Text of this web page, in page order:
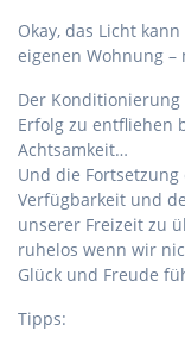
Okay, das Licht
eigenen Wohnung
Der
Erfolg zu entfliehen
Achtsamkeit…
Und die
Verfügbarkeit und
unserer Freizeit zu
ruhelos wenn wir
Glück und Freude
Tipps: